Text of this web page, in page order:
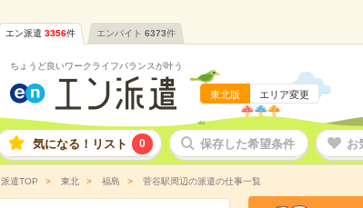
エン派遣 3356件 エンバイト 6373件
ちょうど良いワークライフバランスが叶う
東北版 エリア変更
気になる！リスト 0 保存した希望条件 お
派遣TOP 東北 福島 菅谷駅周辺の派遣の仕事一覧